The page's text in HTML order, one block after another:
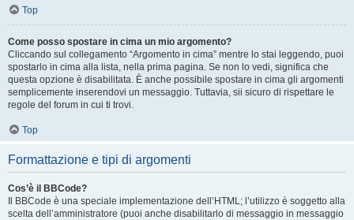
Top
Come posso spostare in cima un mio argomento?
Cliccando sul collegamento “Argomento in cima” mentre lo stai leggendo, puoi
spostarlo in cima alla lista, nella prima pagina. Se non lo vedi, significa che
questa opzione è disabilitata. È anche possibile spostare in cima gli argomenti
semplicemente inserendovi un messaggio. Tuttavia, sii sicuro di rispettare le
regole del forum in cui ti trovi.
Top
Formattazione e tipi di argomenti
Cos’è il BBCode?
Il BBCode è una speciale implementazione dell’HTML; l’utilizzo è soggetto alla
scelta dell’amministratore (puoi anche disabilitarlo di messaggio in messaggio